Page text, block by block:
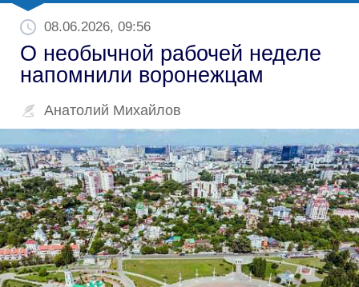
08.06.2026, 09:56
О необычной рабочей неделе
напомнили воронежцам
Анатолий Михайлов